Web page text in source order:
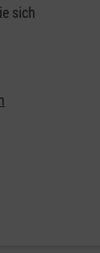
sich